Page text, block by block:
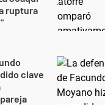
ruptura
clave